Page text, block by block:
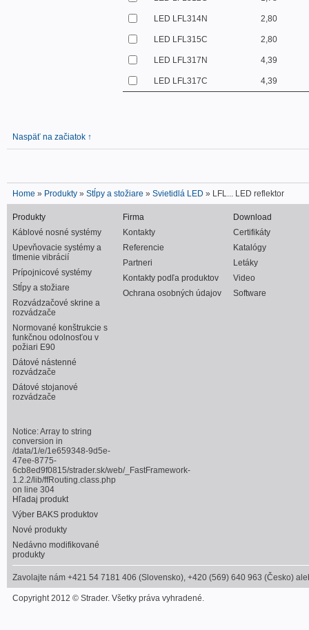
LED LFL314N 2,80
LED LFL315C 2,80
LED LFL317N 4,39
LED LFL317C 4,39
Naspäť na začiatok ↑
Home » Produkty » Stĺpy a stožiare » Svietidlá LED » LFL... LED reflektor
Produkty
Káblové nosné systémy
Upevňovacie systémy a
tlmenie vibrácií
Prípojnicové systémy
Stĺpy a stožiare
Rozvádzačové skrine a
rozvádzače
Normované konštrukcie s
funkčnou odolnosťou v
požiari E90
Dátové nástenné
rozvádzače
Dátové stojanové
rozvádzače
Notice: Array to string
conversion in
/data/1/e/1e659348-9d5e-
47ee-8775-
6cb8ed9f0815/strader.sk/web/_FastFramework-
1.2.2/lib/ffRouting.class.php
on line 304
Hľadaj produkt
Výber BAKS produktov
Nové produkty
Nedávno modifikované
produkty
Firma
Kontakty
Referencie
Partneri
Kontakty podľa produktov
Ochrana osobných údajov
Download
Certifikáty
Katalógy
Letáky
Video
Software
Zavolajte nám +421 54 7181 406 (Slovensko), +420 (569) 640 963 (Česko)
Copyright 2012 © Strader. Všetky práva vyhradené.